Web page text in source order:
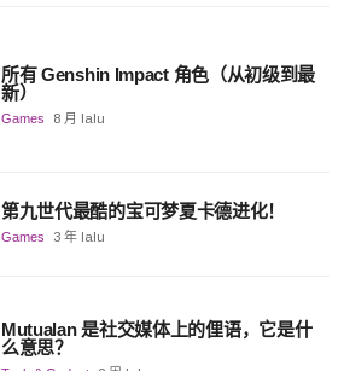
所有 Genshin Impact 角色（从初级到最
新）
Games 8 月 lalu
第九世代最酷的宝可梦夏卡德进化！
Games 3 年 lalu
Mutualan 是社交媒体上的俚语，它是什
么意思？